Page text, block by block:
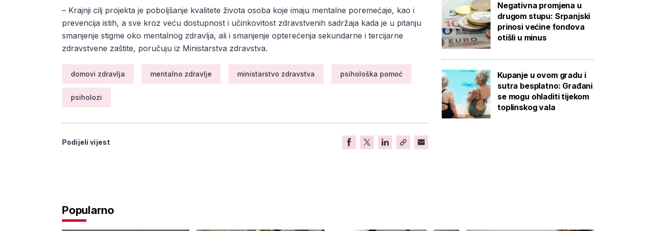
– Krajnji cilj projekta je poboljšanje kvalitete života osoba koje imaju mentalne poremećaje, kao i
prevencija istih, a sve kroz veću dostupnost i učinkovitost zdravstvenih sadržaja kada je u pitanju
smanjenje stigme oko mentalnog zdravlja, ali i smanjenje opterećenja sekundarne i tercijarne
zdravstvene zaštite, poručuju iz Ministarstva zdravstva.
domovi zdravlja mentalno zdravlje ministarstvo zdravstva psihološka pomoć
psiholozi
Podijeli vijest
Negativna promjena u
drugom stupu: Srpanjski
prinosi većine fondova
otišli u minus
Kupanje u ovom gradu i
sutra besplatno: Građani
se mogu ohladiti tijekom
toplinskog vala
Popularno